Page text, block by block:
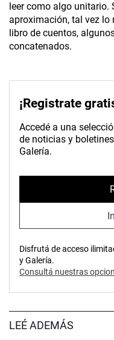
leer como algo unitario.
aproximación, tal vez
libro de cuentos,
concatenados.
¡Registrate
Accedé a una
de noticias y
Galería.
Disfrutá de acceso
y Galería.
Consultá nuestras
LEÉ ADEMÁS